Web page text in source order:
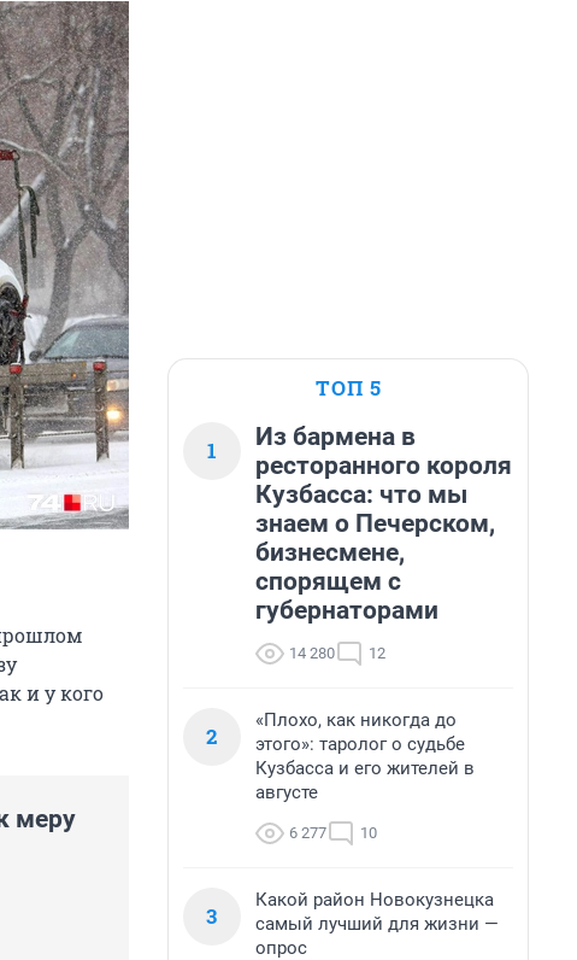
и у кого
меру
ТОП 5
1
Из бармена в
ресторанного короля
Кузбасса: что мы
знаем о Печерском,
бизнесмене,
спорящем с
губернаторами
14 280 12
2
«Плохо, как никогда до
этого»: таролог о судьбе
Кузбасса и его жителей в
августе
6 277 10
3
Какой район Новокузнецка
самый лучший для жизни —
опрос